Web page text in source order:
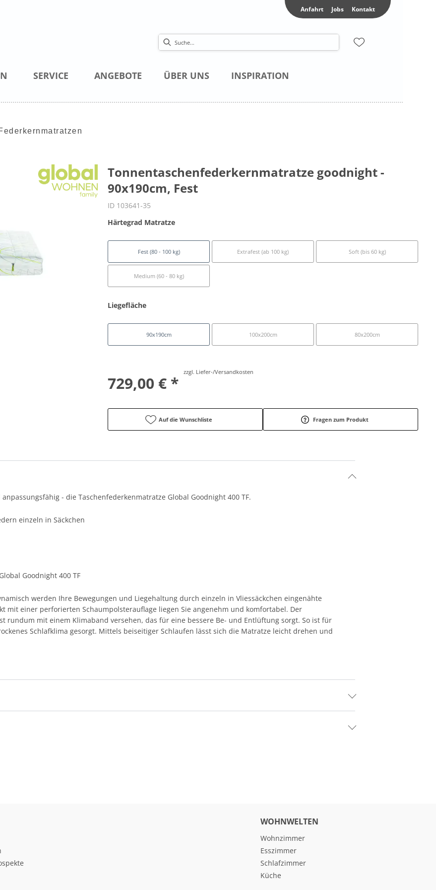
Anfahrt Jobs Kontakt
SERVICE ANGEBOTE ÜBER UNS INSPIRATION
Tonnentaschenfederkernmatratze goodnight -
90x190cm, Fest
ID 103641-35
Härtegrad Matratze
Fest (80 - 100 kg) Extrafest (ab 100 kg) Soft (bis 60 kg)
Medium (60 - 80 kg)
Liegefläche
90x190cm 100x200cm 80x200cm
729,00 € *
zzgl. Liefer-/Versandkosten
Auf die Wunschliste Fragen zum Produkt
- die Taschenfederkenmatratze Global Goodnight 400 TF.
einzeln in Säckchen
Goodnight 400 TF
werden Ihre Bewegungen und Liegehaltung durch einzeln in Vliessäckchen eingenähte
mit einer perforierten Schaumpolsterauflage liegen Sie angenehm und komfortabel. Der
rundum mit einem Klimaband versehen, das für eine bessere Be- und Entlüftung sorgt. So ist für
Schlafklima gesorgt. Mittels beiseitiger Schlaufen lässt sich die Matratze leicht drehen und
WOHNWELTEN
Wohnzimmer
Esszimmer
Schlafzimmer
Küche